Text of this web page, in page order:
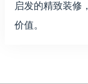
启发的精致装修
价值。